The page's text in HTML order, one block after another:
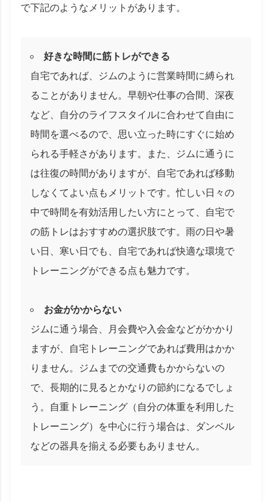
で下記のようなメリットがあります。
好きな時間に筋トレができる
自宅であれば、ジムのように営業時間に縛られ
ることがありません。早朝や仕事の合間、深夜
など、自分のライフスタイルに合わせて自由に
時間を選べるので、思い立った時にすぐに始め
られる手軽さがあります。また、ジムに通うに
は往復の時間がありますが、自宅であれば移動
しなくてよい点もメリットです。忙しい日々の
中で時間を有効活用したい方にとって、自宅で
の筋トレはおすすめの選択肢です。雨の日や暑
い日、寒い日でも、自宅であれば快適な環境で
トレーニングができる点も魅力です。
お金がかからない
ジムに通う場合、月会費や入会金などがかかり
ますが、自宅トレーニングであれば費用はかか
りません。ジムまでの交通費もかからないの
で、長期的に見るとかなりの節約になるでしょ
う。自重トレーニング（自分の体重を利用した
トレーニング）を中心に行う場合は、ダンベル
などの器具を揃える必要もありません。